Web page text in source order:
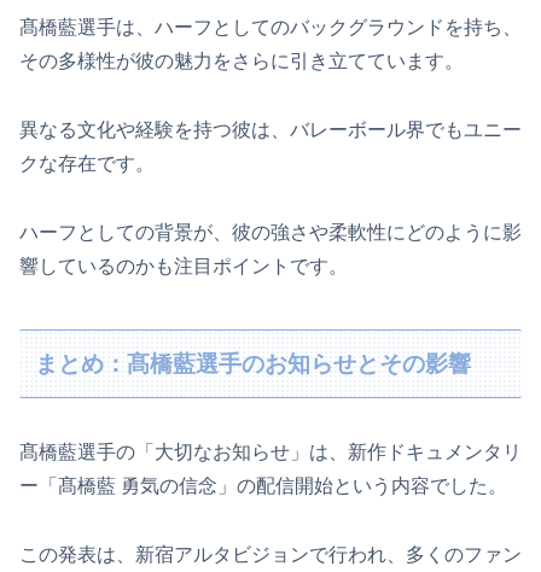
髙橋藍選手は、ハーフとしてのバックグラウンドを持ち、
その多様性が彼の魅力をさらに引き立てています。
異なる文化や経験を持つ彼は、バレーボール界でもユニー
クな存在です。
ハーフとしての背景が、彼の強さや柔軟性にどのように影
響しているのかも注目ポイントです。
まとめ：髙橋藍選手のお知らせとその影響
髙橋藍選手の「大切なお知らせ」は、新作ドキュメンタリ
ー「髙橋藍 勇気の信念」の配信開始という内容でした。
この発表は、新宿アルタビジョンで行われ、多くのファン